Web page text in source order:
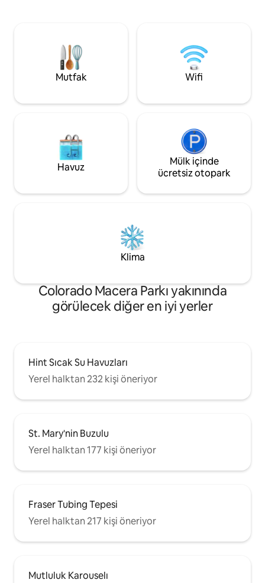
bisikletlerle kasabayı keşfedin. Dışarıda,
örtülü verandası, bahçe mobilyaları ve
benzersiz bir yerel karakter katan elle
boyanmış duvar resminin olduğu çimenli
kaçamak arayan
idealdir. Parti
düzenlenemez.
sessiz
Mutfak Wifi
Havuz
Mülk içinde
ücretsiz otopark
Klima
Colorado Macera Parkı yakınında
görülecek diğer en iyi yerler
Hint Sıcak Su Havuzları
Yerel halktan 232 kişi öneriyor
St. Mary'nin Buzulu
Yerel halktan 177 kişi öneriyor
Fraser Tubing Tepesi
Yerel halktan 217 kişi öneriyor
Mutluluk Karouselı